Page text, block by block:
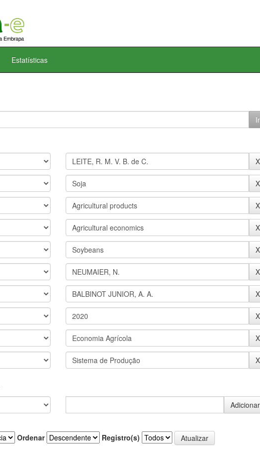
Estatísticas
Ordenar Registro(s)